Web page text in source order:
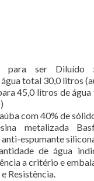
para ser
total 30,0 litros
45,0 litros de
com 40% de
metalizada
espumante
de água
a critério e
Resistência.